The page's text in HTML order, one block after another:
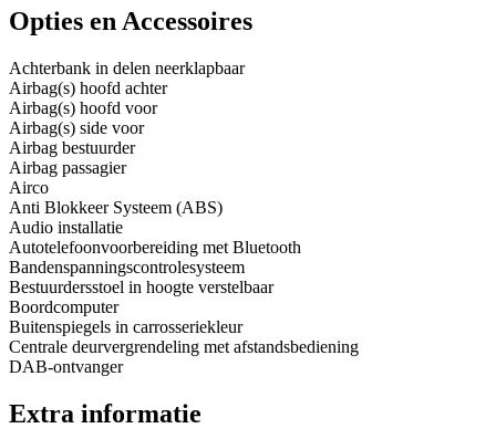
Opties en Accessoires
Achterbank in delen neerklapbaar
Airbag(s) hoofd achter
Airbag(s) hoofd voor
Airbag(s) side voor
Airbag bestuurder
Airbag passagier
Airco
Anti Blokkeer Systeem (ABS)
Audio installatie
Autotelefoonvoorbereiding met Bluetooth
Bandenspanningscontrolesysteem
Bestuurdersstoel in hoogte verstelbaar
Boordcomputer
Buitenspiegels in carrosseriekleur
Centrale deurvergrendeling met afstandsbediening
DAB-ontvanger
Extra informatie